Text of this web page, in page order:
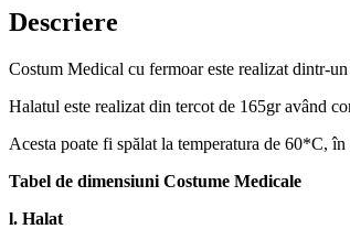
Descriere
Costum Medical cu fermoar este realizat dintr-
Halatul este realizat din tercot de 165gr având
Acesta poate fi spălat la temperatura de 60*C, în
Tabel de dimensiuni Costume Medicale
l. Halat